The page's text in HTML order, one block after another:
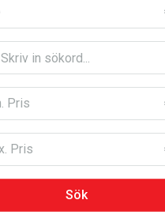
Pris
Pris
Sök